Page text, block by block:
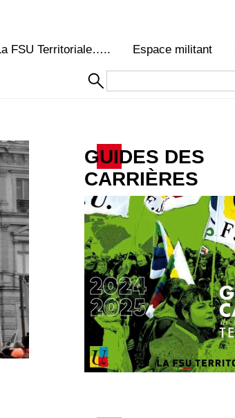
FSU Territoriale….. Espace militant
GUIDES DES
CARRIÈRES